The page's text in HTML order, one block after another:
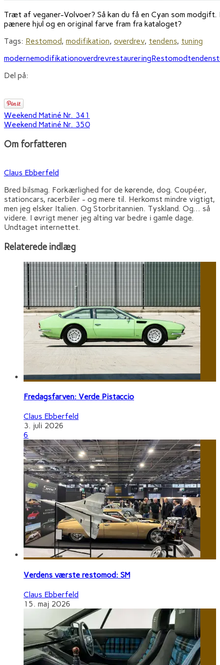
Træt af veganer-Volvoer? Så kan du få en Cyan som
pænere hjul og en original farve fram fra kataloget?
Tags: Restomod, modifikation, overdrev, tendens, tuning
modernemodifikationoverdrevrestaureringRestomodtendens
Del på:
Weekend Matiné Nr. 341
Weekend Matiné Nr. 350
Om forfatteren
Claus Ebberfeld
Bred bilsmag. Forkærlighed for de kørende, dog. Coupéer,
stationcars, racerbiler - og mere til. Herkomst mindre vigtigt,
men jeg elsker Italien. Og Storbritannien. Tyskland. Og... så
videre. I øvrigt mener jeg alting var bedre i gamle dage.
Undtaget internettet.
Relaterede indlæg
Fredagsfarven: Verde Pistaccio
Claus Ebberfeld
3. juli 2026
6
Verdens værste restomod: SM
Claus Ebberfeld
15. maj 2026